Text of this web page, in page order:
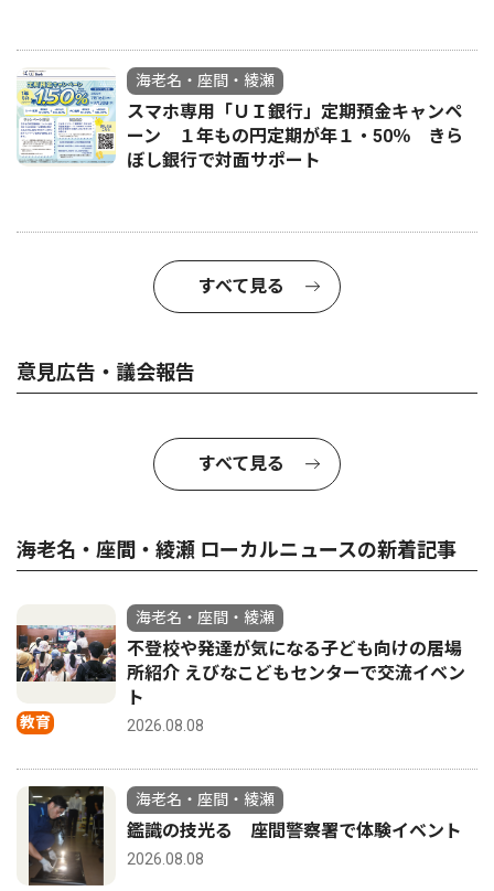
海老名・座間・綾瀬
スマホ専用「ＵＩ銀行」定期預金キャンペ
ーン １年もの円定期が年１・50％ きら
ぼし銀行で対面サポート
すべて見る
意見広告・議会報告
すべて見る
海老名・座間・綾瀬 ローカルニュースの新着記事
教育
海老名・座間・綾瀬
不登校や発達が気になる子ども向けの居場
所紹介 えびなこどもセンターで交流イベン
ト
2026.08.08
海老名・座間・綾瀬
鑑識の技光る 座間警察署で体験イベント
2026.08.08